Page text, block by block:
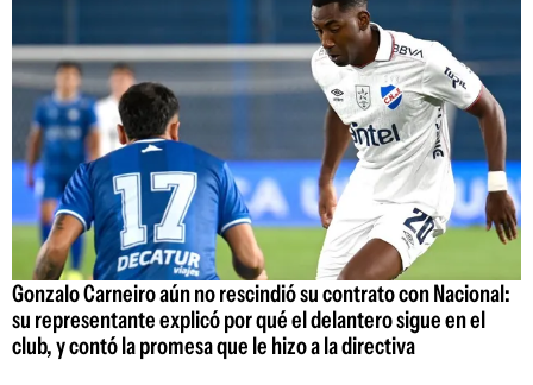
Gonzalo Carneiro aún no rescindió su contrato con Nacional:
su representante explicó por qué el delantero sigue en el
club, y contó la promesa que le hizo a la directiva